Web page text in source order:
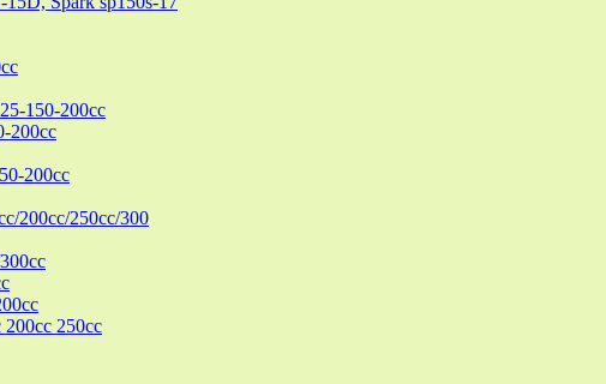
150-200cc
200cc
200cc
200cc/250cc/300
250cc